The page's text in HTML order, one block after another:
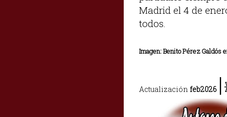
Madrid el 4 de
todos.
Imagen: Benito Pérez Galdós
Actualización feb2026 |